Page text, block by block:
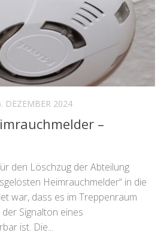
DEZEMBER 2024
–
den Löschzug der Abteilung
Heimrauchmelder“ in die
war, dass es im Treppenraum
Signalton eines
ist. Die...